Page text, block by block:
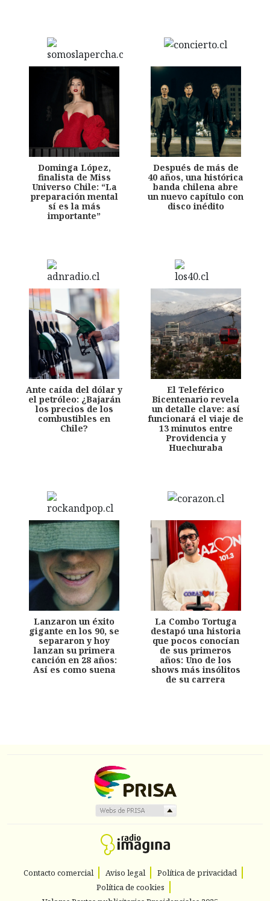
Dominga López,
finalista de Miss
Universo Chile: “La
preparación mental
sí es la más
importante”
Después de más de
40 años, una histórica
banda chilena abre
un nuevo capítulo con
disco inédito
Ante caída del dólar y
el petróleo: ¿Bajarán
los precios de los
combustibles en
Chile?
El Teleférico
Bicentenario revela
un detalle clave: así
funcionará el viaje de
13 minutos entre
Providencia y
Huechuraba
Lanzaron un éxito
gigante en los 90, se
separaron y hoy
lanzan su primera
canción en 28 años:
Así es como suena
La Combo Tortuga
destapó una historia
que pocos conocían
de sus primeros
años: Uno de los
shows más insólitos
de su carrera
Contacto comercial Aviso legal
Política de privacidad
Política de cookies